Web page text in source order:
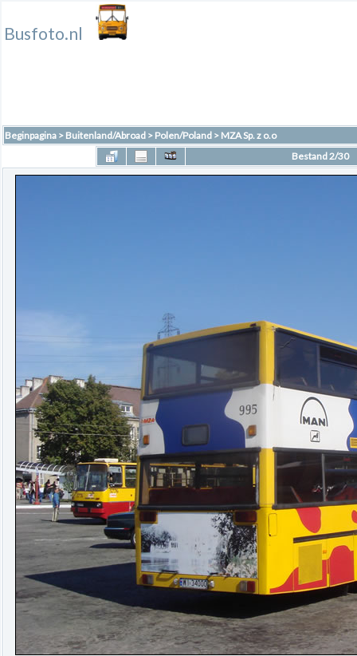
Busfoto.nl
Beginpagina > Buitenland/Abroad > Polen/Poland > MZA Sp. z o.o
Bestand 2/30